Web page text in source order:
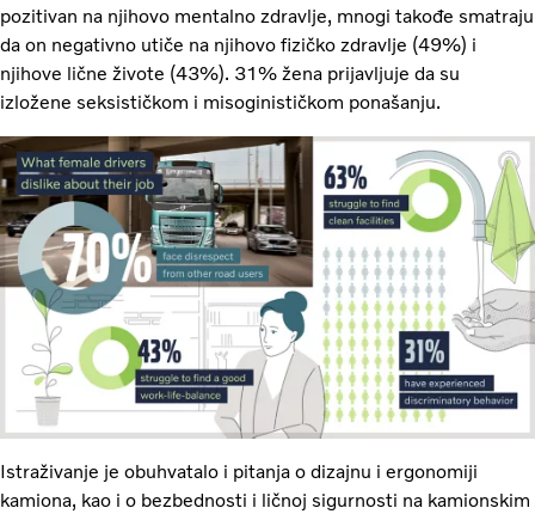
pozitivan na njihovo mentalno zdravlje, mnogi takođe smatraju
da on negativno utiče na njihovo fizičko zdravlje (49%) i
njihove lične živote (43%). 31% žena prijavljuje da su
izložene seksističkom i misoginističkom ponašanju.
Istraživanje je obuhvatalo i pitanja o dizajnu i ergonomiji
kamiona, kao i o bezbednosti i ličnoj sigurnosti na kamionskim